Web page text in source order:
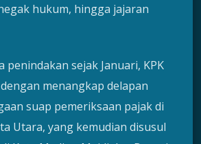
hukum, hingga jajaran
penindakan sejak Januari, KPK
menangkap delapan
suap pemeriksaan pajak di
Utara, yang kemudian disusul